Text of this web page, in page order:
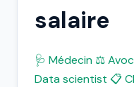
salaire
🩺 Médecin ⚖️
Data scientist 📋